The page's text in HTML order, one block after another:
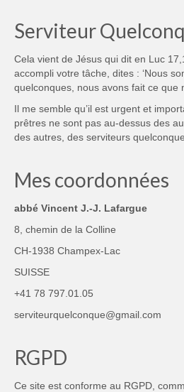
Serviteur
Cela vient de Jésus qui dit en Luc
accompli votre tâche, dites : ‘Nous
quelconques, nous avons fait ce que
Il me semble qu’il est urgent et
prêtres ne sont pas au-dessus des
des autres, des serviteurs
Mes coordonnées
abbé Vincent J.-J. Lafargue
8, chemin de la Colline
CH-1938 Champex-Lac
SUISSE
+41 78 797.01.05
serviteurquelconque@gmail.com
RGPD
Ce site est conforme au RGPD,